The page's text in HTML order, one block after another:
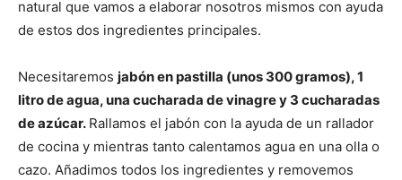
natural que vamos a elaborar nosotros mismos con ayuda
de estos dos ingredientes principales.
Necesitaremos jabón en pastilla (unos 300 gramos), 1
litro de agua, una cucharada de vinagre y 3 cucharadas
de azúcar. Rallamos el jabón con la ayuda de un rallador
de cocina y mientras tanto calentamos agua en una olla o
cazo. Añadimos todos los ingredientes y removemos